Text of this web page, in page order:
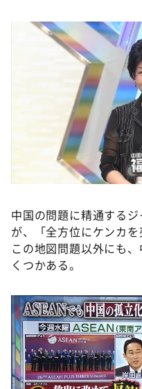
中国の問題に精通する
が、「全方位にケンカ
この地図問題以外にも
くつかある。